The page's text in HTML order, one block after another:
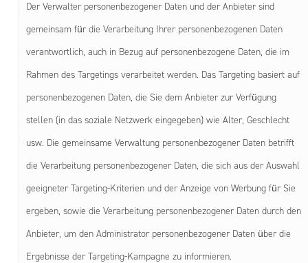
Der Verwalter personenbezogener Daten und der Anbieter sind
gemeinsam für die Verarbeitung Ihrer personenbezogenen Daten
verantwortlich, auch in Bezug auf personenbezogene Daten, die im
Rahmen des Targetings verarbeitet werden. Das Targeting basiert auf
personenbezogenen Daten, die Sie dem Anbieter zur Verfügung
stellen (in das soziale Netzwerk eingegeben) wie Alter, Geschlecht
usw. Die gemeinsame Verwaltung personenbezogener Daten betrifft
die Verarbeitung personenbezogener Daten, die sich aus der Auswahl
geeigneter Targeting-Kriterien und der Anzeige von Werbung für Sie
ergeben, sowie die Verarbeitung personenbezogener Daten durch den
Anbieter, um den Administrator personenbezogener Daten über die
Ergebnisse der Targeting-Kampagne zu informieren.